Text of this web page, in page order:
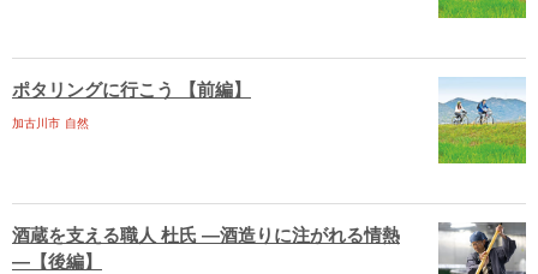
ポタリングに行こう 【前編】
加古川市 自然
酒蔵を支える職人 杜氏 ―酒造りに注がれる情熱
―【後編】